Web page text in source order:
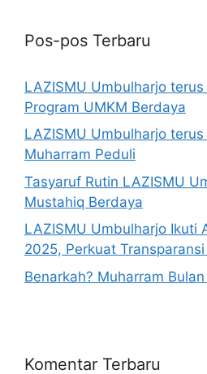
Pos-pos Terbaru
LAZISMU Umbulharjo
Program UMKM Berdaya
LAZISMU Umbulharjo
Muharram Peduli
Tasyaruf Rutin LAZISMU
Mustahiq Berdaya
LAZISMU Umbulharjo Ikuti
2025, Perkuat
Benarkah? Muharram
Komentar Terbaru